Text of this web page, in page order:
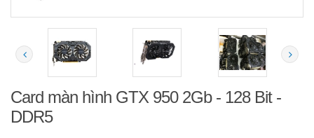
Card màn hình GTX 950 2Gb - 128 Bit -
DDR5